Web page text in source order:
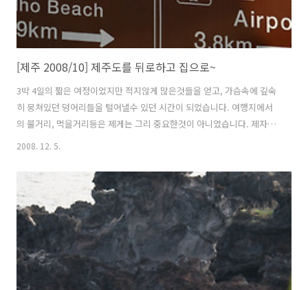
[제주 2008/10] 제주도를 뒤로하고 집으로~
3박 4일의 짧은 여정이었지만 적지않게 많은것들을 얻고, 가슴속에 깊숙
히 뭉쳐있던 덩어리들을 털어낼수 있던 시간이 되었습니다. 여행지에서
의 불거리, 먹을거리등은 제게는 그리 중요한것이 아니였습니다. 제자신
이 고생과 불편을 택했기에 도보와 대중교통을 이용해서 제주도를 한바
수도 있었지만 그리 큰 문제가 되진 않았습니다. 다만 한가지 후회가 된
다면, 왜! 한살이라도 어릴때 혼자 할 수 있는 여행을 하지 않았나 하는 점
입니다. 이제 제주도를 떠나야 할 시간이 됐습니다. 공항이 3.8킬로미터
도보로 한시간 정도 거리 되는것 같습니다. 4일내내 걸어서 제주도를 다
녔는데, 이정도 거리를 못걷겠어하고 또 지도만 보고 무작정 제주공항까
지 걸어갔습니다. ..
2008. 12. 5.